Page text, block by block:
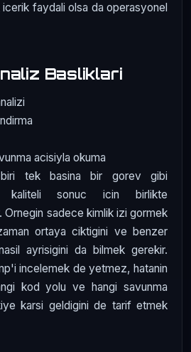
faydali olsa da operasyonel
Basliklari
acisiyla okuma
tek basina bir gorev gibi
kaliteli sonuc icin birlikte
Ornegin sadece kimlik izi gormek
ortaya ciktigini ve benzer
ayrisigini da bilmek gerekir.
incelemek de yetmez, hatanin
kod yolu ve hangi savunma
karsi geldigini de tarif etmek